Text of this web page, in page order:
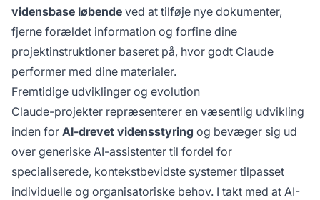
vidensbase løbende ved at tilføje nye dokumenter,
fjerne forældet information og forfine dine
projektinstruktioner baseret på, hvor godt Claude
performer med dine materialer.
Fremtidige udviklinger og evolution
Claude-projekter repræsenterer en væsentlig udvikling
inden for AI-drevet vidensstyring og bevæger sig ud
over generiske AI-assistenter til fordel for
specialiserede, kontekstbevidste systemer tilpasset
individuelle og organisatoriske behov. I takt med at AI-